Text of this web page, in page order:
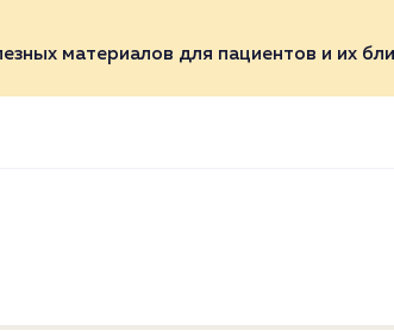
материалов для пациентов и их